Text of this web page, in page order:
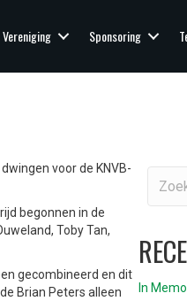
Vereniging Sponsoring
voor de KNVB-
begonnen in de
Toby Tan,
gecombineerd en dit
Brian Peters alleen
In